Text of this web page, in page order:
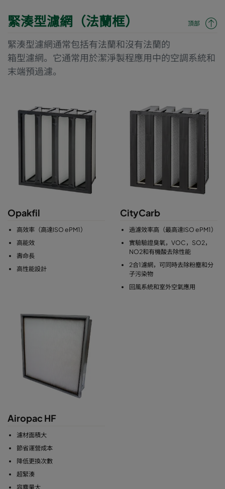
緊湊型濾網（法蘭框） 頂部
緊湊型濾網通常包括有法蘭和沒有法蘭的
箱型濾網。它通常用於潔淨製程應用中的空調系統和
末端預過濾。
Opakfil
高效率（高達ISO ePM1）
高能效
壽命長
高性能設計
CityCarb
過濾效率高（最高達ISO ePM1）
實驗驗證臭氧，VOC，SO2，
NO2和有機酸去除性能
2合1濾網，可同時去除粉塵和分
子污染物
回風系統和室外空氣應用
Airopac HF
濾材面積大
節省運營成本
降低更換次數
超緊湊
容塵量大